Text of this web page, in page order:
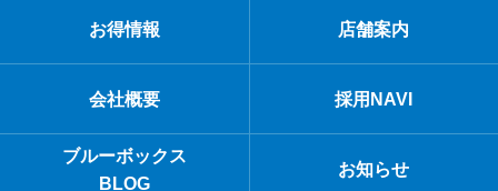
お得情報 店舗案内
会社概要 採用NAVI
ブルーボックス
BLOG
お知らせ